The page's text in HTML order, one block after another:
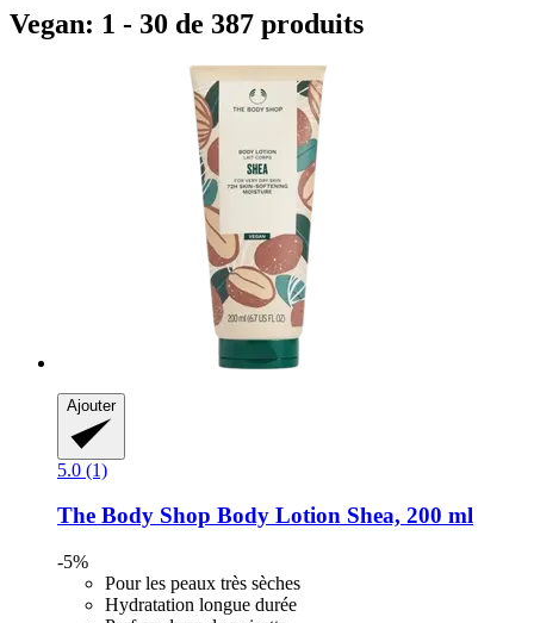
Vegan: 1 - 30 de 387 produits
Ajouter
5.0 (1)
The Body Shop Body Lotion Shea, 200 ml
-5%
Pour les peaux très sèches
Hydratation longue durée